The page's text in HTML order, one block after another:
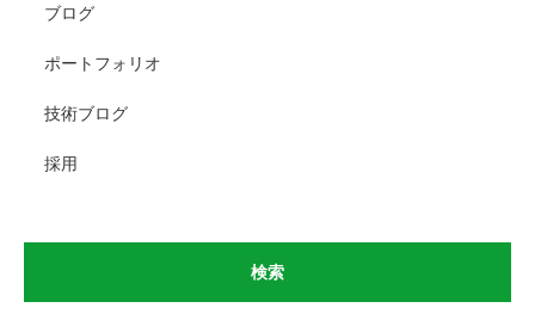
ブログ
ポートフォリオ
技術ブログ
採用
検索